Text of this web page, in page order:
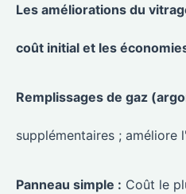
Les améliorations du
coût initial et les
Remplissages de gaz
supplémentaires ; améliore
Panneau simple : Coût le